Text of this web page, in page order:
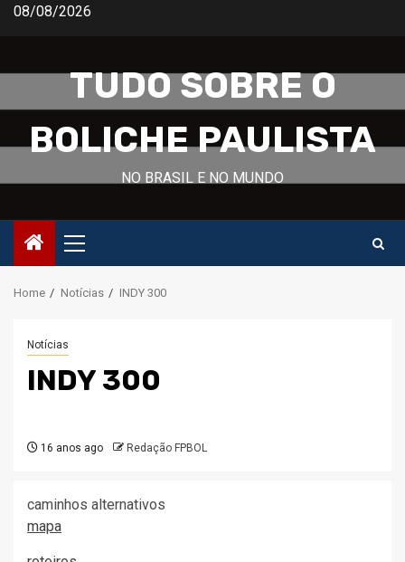
Skip08/08/2026
TUDO SOBRE O
BOLICHE PAULISTA
NO BRASIL E NO MUNDO
Primary
Menu
Home Notícias INDY 300
Notícias
INDY 300
16 anos ago Redação FPBOL
caminhos alternativos
mapa